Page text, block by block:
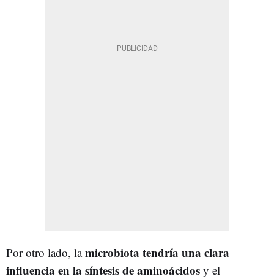
Por otro lado, lamicrobiota tendría una clara
influencia en la síntesis de aminoácidos y el